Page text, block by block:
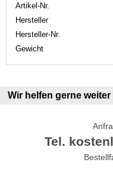
Artikel-Nr.
Hersteller
Hersteller-Nr.
Gewicht
Wir helfen gerne weiter
Tel.